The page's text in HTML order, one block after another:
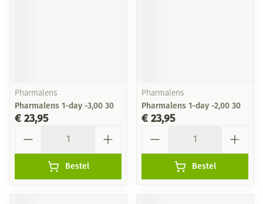
Pharmalens
Pharmalens 1-day -3,00 30
€ 23,95
Bestel
Pharmalens
Pharmalens 1-day -2,00 30
€ 23,95
Bestel